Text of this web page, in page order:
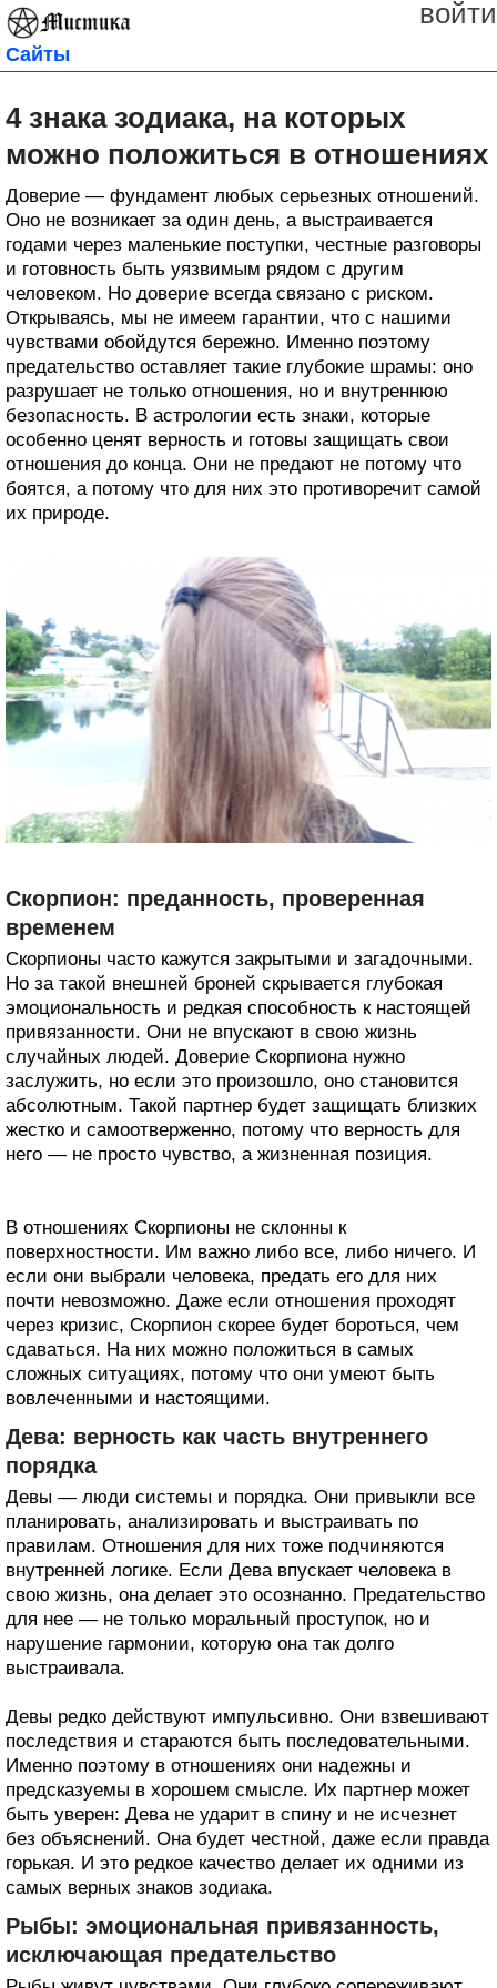
войти
Сайты
4 знака зодиака, на которых
можно положиться в отношениях
Доверие — фундамент любых серьезных отношений.
Оно не возникает за один день, а выстраивается
годами через маленькие поступки, честные разговоры
и готовность быть уязвимым рядом с другим
человеком. Но доверие всегда связано с риском.
Открываясь, мы не имеем гарантии, что с нашими
чувствами обойдутся бережно. Именно поэтому
предательство оставляет такие глубокие шрамы: оно
разрушает не только отношения, но и внутреннюю
безопасность. В астрологии есть знаки, которые
особенно ценят верность и готовы защищать свои
отношения до конца. Они не предают не потому что
боятся, а потому что для них это противоречит самой
их природе.
Скорпион: преданность, проверенная
временем
Скорпионы часто кажутся закрытыми и загадочными.
Но за такой внешней броней скрывается глубокая
эмоциональность и редкая способность к настоящей
привязанности. Они не впускают в свою жизнь
случайных людей. Доверие Скорпиона нужно
заслужить, но если это произошло, оно становится
абсолютным. Такой партнер будет защищать близких
жестко и самоотверженно, потому что верность для
него — не просто чувство, а жизненная позиция.
В отношениях Скорпионы не склонны к
поверхностности. Им важно либо все, либо ничего. И
если они выбрали человека, предать его для них
почти невозможно. Даже если отношения проходят
через кризис, Скорпион скорее будет бороться, чем
сдаваться. На них можно положиться в самых
сложных ситуациях, потому что они умеют быть
вовлеченными и настоящими.
Дева: верность как часть внутреннего
порядка
Девы — люди системы и порядка. Они привыкли все
планировать, анализировать и выстраивать по
правилам. Отношения для них тоже подчиняются
внутренней логике. Если Дева впускает человека в
свою жизнь, она делает это осознанно. Предательство
для нее — не только моральный проступок, но и
нарушение гармонии, которую она так долго
выстраивала.
Девы редко действуют импульсивно. Они взвешивают
последствия и стараются быть последовательными.
Именно поэтому в отношениях они надежны и
предсказуемы в хорошем смысле. Их партнер может
быть уверен: Дева не ударит в спину и не исчезнет
без объяснений. Она будет честной, даже если правда
горькая. И это редкое качество делает их одними из
самых верных знаков зодиака.
Рыбы: эмоциональная привязанность,
исключающая предательство